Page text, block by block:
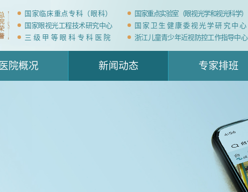
国家临床重点专科（眼科）
国家重点实验室（眼视光学和视光科学）
国家眼视光工程技术研究中心
国家卫生健康委视光学研究中心
三级甲等眼科专科医院
浙江儿童青少年近视防控工作指导中心
医院概况 新闻动态 专家排班